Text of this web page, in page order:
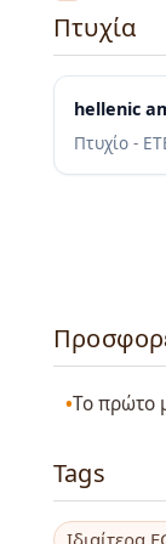
Πτυχία
hellenic
Πτυχίο -
Το πρώτο
Tags